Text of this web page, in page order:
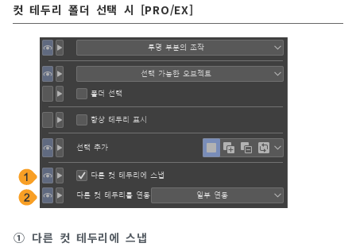
컷 테두리 폴더 선택 시 [PRO/EX]
① 다른 컷 테두리에 스냅